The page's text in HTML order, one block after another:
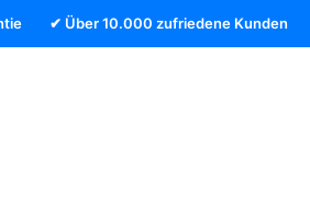
✔ Über 10.000 zufriedene Kunden